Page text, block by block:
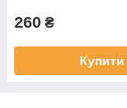
260 ₴
Купити